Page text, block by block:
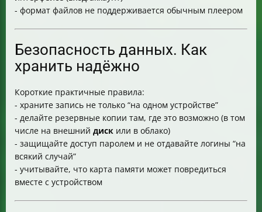
- формат файлов не поддерживается обычным плеером
Безопасность данных. Как
хранить надёжно
Короткие практичные правила:
- храните запись не только “на одном устройстве”
- делайте резервные копии там, где это возможно (в том
числе на внешний диск или в облако)
- защищайте доступ паролем и не отдавайте логины “на
всякий случай”
- учитывайте, что карта памяти может повредиться
вместе с устройством